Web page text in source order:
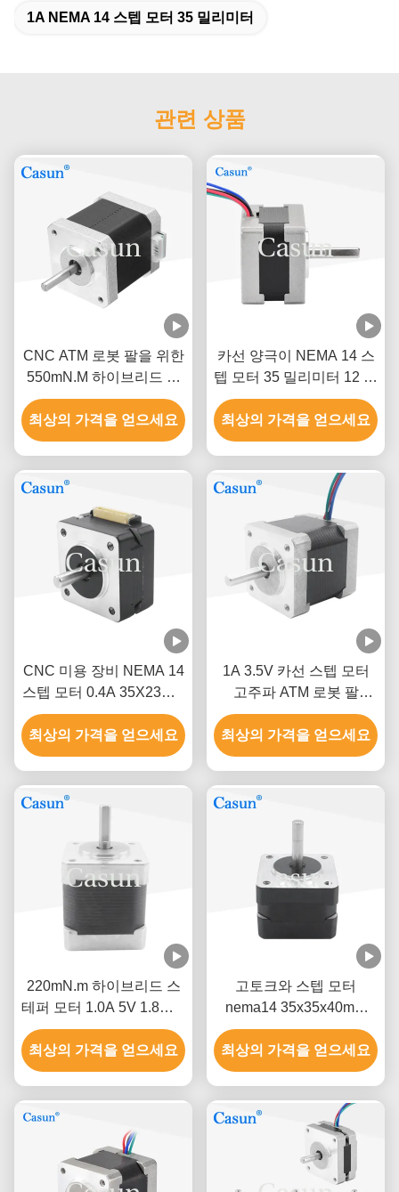
1A NEMA 14 스텝 모터 35 밀리미터
관련 상품
CNC ATM 로봇 팔을 위한
550mN.M 하이브리드 스
텝 모터 1.5A 4.2V 스테핑
모터
최상의 가격을 얻으세요
카선 양극이 NEMA 14 스
텝 모터 35 밀리미터 12 볼
트 DC 스텝 모터
최상의 가격을 얻으세요
CNC 미용 장비 NEMA 14
스텝 모터 0.4A 35X23mm
60mNM 1.8 Deg
최상의 가격을 얻으세요
1A 3.5V 카선 스텝 모터
고주파 ATM 로봇 팔
Nema 14
최상의 가격을 얻으세요
220mN.m 하이브리드 스
테퍼 모터 1.0A 5V 1.8도 4
선 모터
최상의 가격을 얻으세요
고토크와 스텝 모터
nema14 35x35x40mm
350mN.m 극소 스텝 모터
최상의 가격을 얻으세요